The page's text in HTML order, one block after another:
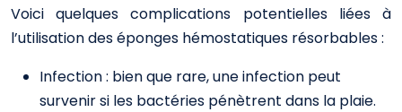
Voici quelques complications potentielles liées à
l’utilisation des éponges hémostatiques résorbables :
Infection : bien que rare, une infection peut
survenir si les bactéries pénètrent dans la plaie.